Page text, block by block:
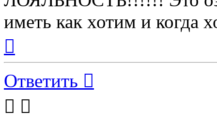
иметь как хотим и когда
началу
Ответить